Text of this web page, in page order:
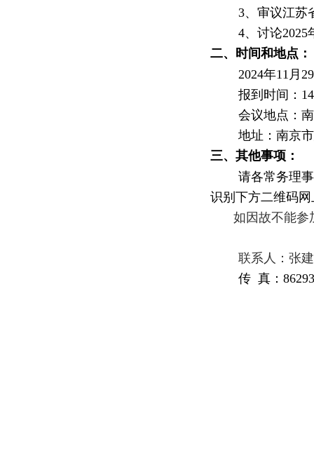
3、审议江苏
4、讨论2025
二、时间和地点：
2024年11月
报到时间：
会议地点：
地址：南京
三、其他事项：
请各常务理
识别下方二维码
如因故不能参
联系人：张
传 真：